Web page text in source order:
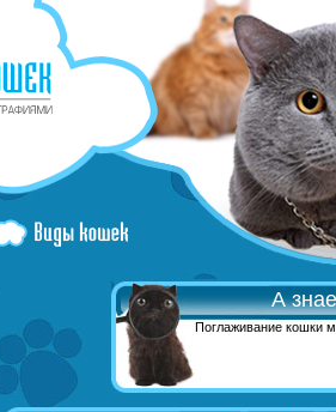
А
Поглаживание кошки